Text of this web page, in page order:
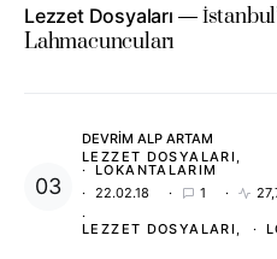
Lezzet Dosyaları
Lahmacuncuları
DEVRIM ALP ARTAM
LEZZET DOSYALARI
LOKANTALARIM
22.02.18
1
LEZZET DOSYALARI